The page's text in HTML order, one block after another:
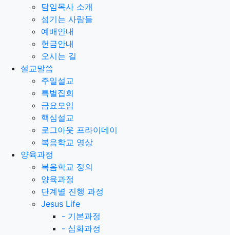
담임목사 소개
섬기는 사람들
예배안내
헌금안내
오시는 길
설교말씀
주일설교
특별집회
금요모임
핵심설교
로그아웃 프라이데이
복음학교 영상
양육과정
복음학교 정의
양육과정
단계별 진행 과정
Jesus Life
- 기본과정
- 심화과정